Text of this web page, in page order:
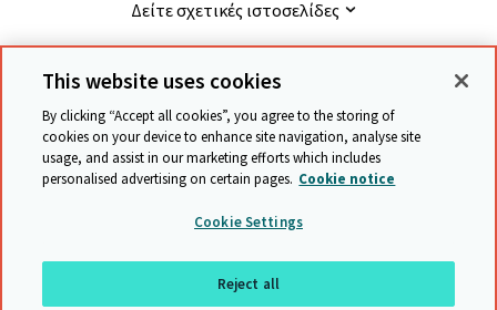
Δείτε σχετικές ιστοσελίδες
© Cambridge University Press & Assessment
Όροι και προϋποθέσεις
Προστασία δεδομένων
Accessibility statement Statement on modern slavery
Safeguarding policy
Χάρτης ιστότοπου
This website uses cookies
By clicking “Accept all cookies”, you agree to the storing of
cookies on your device to enhance site navigation, analyse site
usage, and assist in our marketing efforts which includes
personalised advertising on certain pages. Cookie notice
Cookie Settings
Reject all